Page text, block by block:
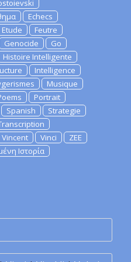
Echecs
Etude
Feutre
Genocide
Go
Histoire Intelligente
Intelligence
Musique
Portrait
Spanish
Strategie
Vincent Vinci
ZEE
Ιστορία